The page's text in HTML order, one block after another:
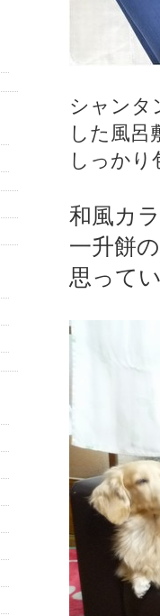
シャンタ
した風呂
しっかり
和風カ
一升餅
思って